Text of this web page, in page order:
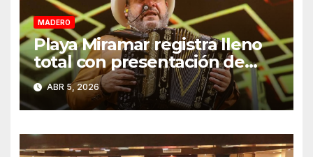
MADERO
Playa Miramar registra lleno
total con presentación de
Grupo Pesado en Semana
Santa 2026
ABR 5, 2026